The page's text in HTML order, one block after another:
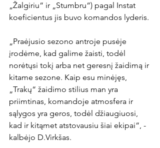
„Žalgiriu“ ir „Stumbru“) pagal Instat
koeficientus jis buvo komandos lyderis.
„Praėjusio sezono antroje pusėje
įrodėme, kad galime žaisti, todėl
norėtųsi tokį arba net geresnį žaidimą ir
kitame sezone. Kaip esu minėjęs,
„Trakų“ žaidimo stilius man yra
priimtinas, komandoje atmosfera ir
sąlygos yra geros, todėl džiaugiuosi,
kad ir kitąmet atstovausiu šiai ekipai“, -
kalbėjo D.Virkšas.